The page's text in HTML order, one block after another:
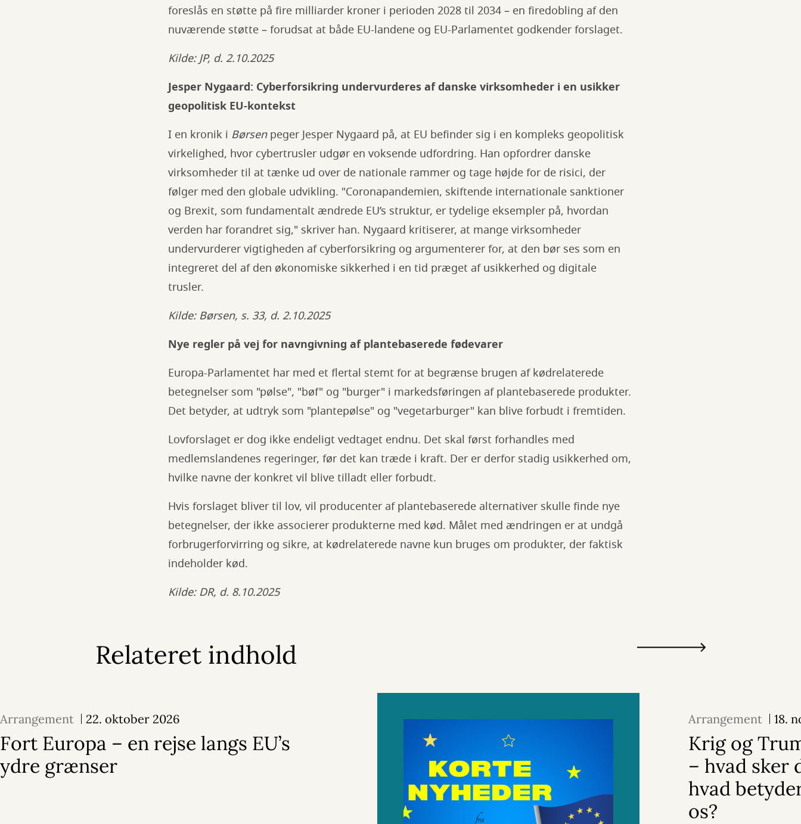
foreslås en støtte på fire milliarder kroner i perioden 2028 til 2034 – en firedobling af den
nuværende støtte – forudsat at både EU-landene og EU-Parlamentet godkender forslaget.
Kilde: JP, d. 2.10.2025
Jesper Nygaard: Cyberforsikring undervurderes af danske virksomheder i en usikker
geopolitisk EU-kontekst
I en kronik i Børsenpeger Jesper Nygaard på, at EU befinder sig i en kompleks geopolitisk
virkelighed, hvor cybertrusler udgør en voksende udfordring. Han opfordrer danske
virksomheder til at tænke ud over de nationale rammer og tage højde for de risici, der
følger med den globale udvikling. "Coronapandemien, skiftende internationale sanktioner
og Brexit, som fundamentalt ændrede EU’s struktur, er tydelige eksempler på, hvordan
verden har forandret sig," skriver han. Nygaard kritiserer, at mange virksomheder
undervurderer vigtigheden af cyberforsikring og argumenterer for, at den bør ses som en
integreret del af den økonomiske sikkerhed i en tid præget af usikkerhed og digitale
trusler.
Kilde: Børsen, s. 33, d. 2.10.2025
Nye regler på vej for navngivning af plantebaserede fødevarer
Europa-Parlamentet har med et flertal stemt for at begrænse brugen af kødrelaterede
betegnelser som "pølse", "bøf" og "burger" i markedsføringen af plantebaserede produkter.
Det betyder, at udtryk som "plantepølse" og "vegetarburger" kan blive forbudt i fremtiden.
Lovforslaget er dog ikke endeligt vedtaget endnu. Det skal først forhandles med
medlemslandenes regeringer, før det kan træde i kraft. Der er derfor stadig usikkerhed om,
hvilke navne der konkret vil blive tilladt eller forbudt.
Hvis forslaget bliver til lov, vil producenter af plantebaserede alternativer skulle finde nye
betegnelser, der ikke associerer produkterne med kød. Målet med ændringen er at undgå
forbrugerforvirring og sikre, at kødrelaterede navne kun bruges om produkter, der faktisk
indeholder kød.
Kilde: DR, d. 8.10.2025
Relateret indhold
Arrangement 22. oktober 2026
Fort Europa – en rejse langs EU’s
ydre grænser
Arrangement 18.
Krig og
– hvad sker
hvad
os?